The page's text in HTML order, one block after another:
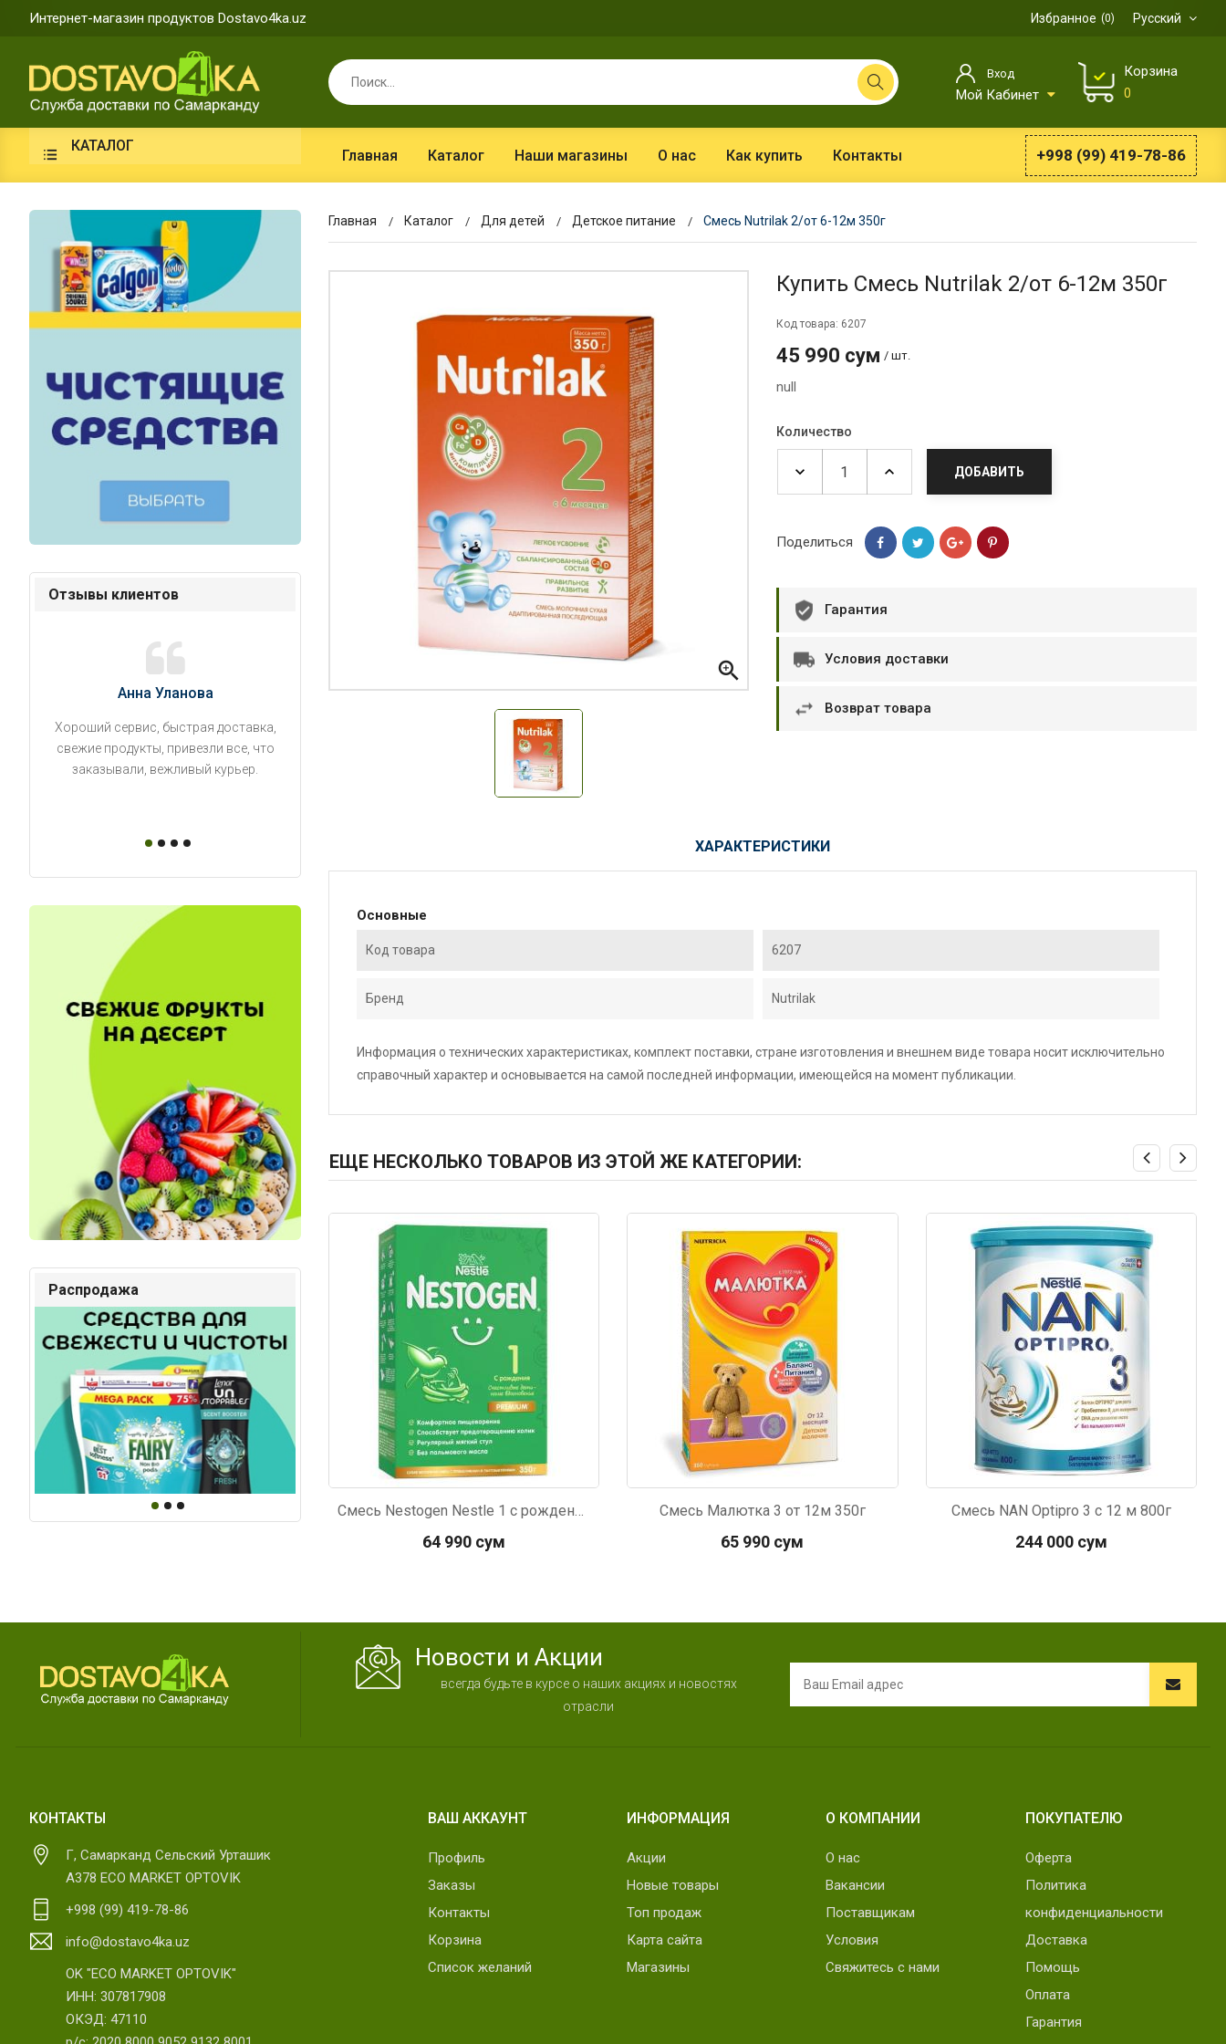
Интернет-магазин продуктов Dostavo4ka.uz Русский
Избранное 0
Вход
Мой Кабинет
Корзина
0
КАТАЛОГ
Главная Каталог Наши магазины О нас Как купить Контакты +998 (99) 419-78-86
Отзывы клиентов
Анна Уланова
Хороший сервис, быстрая доставка,
свежие продукты, привезли все, что
заказывали, вежливый курьер.
Александр П. Ольга Кузяева
Лежу в больнице, сделала заказ, все
привезли раньше назначенного
времени. Курьер Анвар, спасибо ему!
Распродажа
Главная Каталог Для детей Детское питание Смесь Nutrilak 2/от 6-12м 350г

Купить Смесь Nutrilak 2/от 6-12м 350г
Код товара: 6207
45 990 сум / шт.
null
Количество
ДОБАВИТЬ
Поделиться
Гарантия
Условия доставки
Возврат товара
ХАРАКТЕРИСТИКИ
Основные
Код товара 6207
Бренд Nutrilak
Информация о технических характеристиках, комплект поставки, стране изготовления и внешнем виде товара носит исключительно
справочный характер и основывается на самой последней информации, имеющейся на момент публикации.
ЕЩЕ НЕСКОЛЬКО ТОВАРОВ ИЗ ЭТОЙ ЖЕ КАТЕГОРИИ:
Код: 624
Смесь Nestogen Nestle 1 с рождения 300г
64 990 сум
Код: 646
Смесь Малютка 3 от 12м 350г
65 990 сум
Код: 4122
Смесь NAN Optipro 3 c 12 м 800г
244 000 сум
Код: 149
Новости и Акции
всегда будьте в курсе о наших акциях и новостях
отрасли
КОНТАКТЫ
Г, Самарканд Сельский Урташик
А378 ECO MARKET OPTOVIK
+998 (99) 419-78-86
info@dostavo4ka.uz
OK "ECO MARKET OPTOVIK"
ИНН: 307817908
ОКЭД: 47110
ВАШ АККАУНТ
Профиль
Заказы
Контакты
Корзина
Список желаний
ИНФОРМАЦИЯ
Акции
Новые товары
Топ продаж
Карта сайта
Магазины
О КОМПАНИИ
О нас
Вакансии
Поставщикам
Условия
Свяжитесь с нами
ПОКУПАТЕЛЮ
Оферта
Политика
конфиденциальности
Доставка
Помощь
Оплата
Гарантия